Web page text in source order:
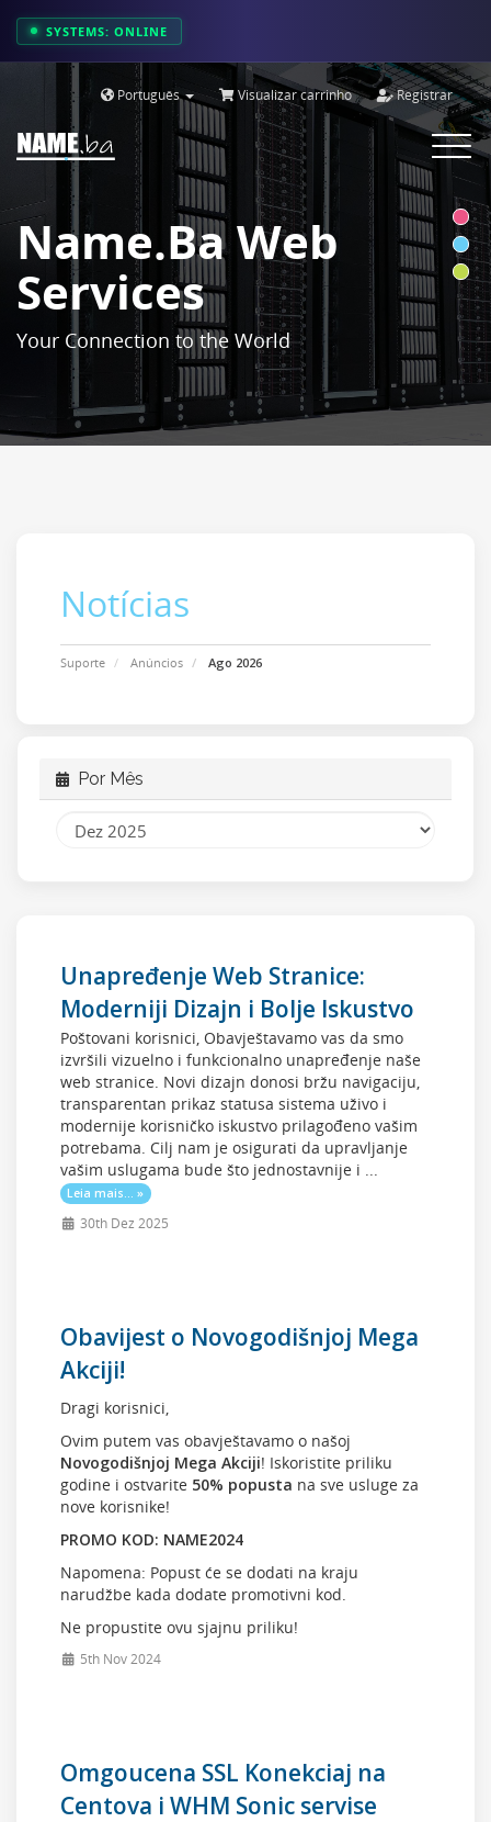
SYSTEMS: ONLINE
Português Visualizar carrinho Registrar
Toggle
Name.ba Web
Services
Your Connection to the World
Notícias
Suporte Anúncios Ago 2026
Por Mês
Unapređenje Web Stranice:
Moderniji Dizajn i Bolje Iskustvo
Poštovani korisnici, Obavještavamo vas da smo
izvršili vizuelno i funkcionalno unapređenje naše
web stranice. Novi dizajn donosi bržu navigaciju,
transparentan prikaz statusa sistema uživo i
modernije korisničko iskustvo prilagođeno vašim
potrebama. Cilj nam je osigurati da upravljanje
vašim uslugama bude što jednostavnije i ...
Leia mais... »
30th Dez 2025
Obavijest o Novogodišnjoj Mega
Akciji!
Dragi korisnici,
Ovim putem vas obavještavamo o našoj
Novogodišnjoj Mega Akciji! Iskoristite priliku
godine i ostvarite 50% popusta na sve usluge za
nove korisnike!
PROMO KOD: NAME2024
Napomena: Popust će se dodati na kraju
narudžbe kada dodate promotivni kod.
Ne propustite ovu sjajnu priliku!
5th Nov 2024
Omgoucena SSL Konekciaj na
Centova i WHM Sonic servise